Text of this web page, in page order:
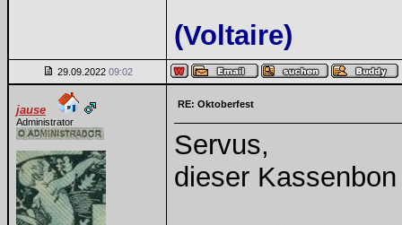
(Voltaire)
29.09.2022 09:02
jause
Administrator
RE: Oktoberfest
Servus,
dieser